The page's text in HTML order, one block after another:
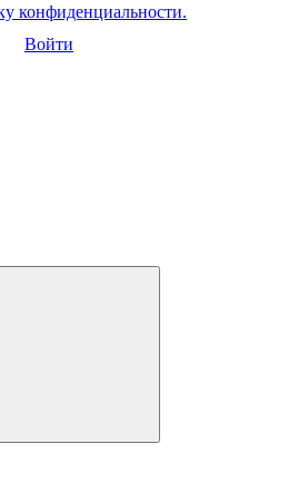
конфиденциальности.
Войти